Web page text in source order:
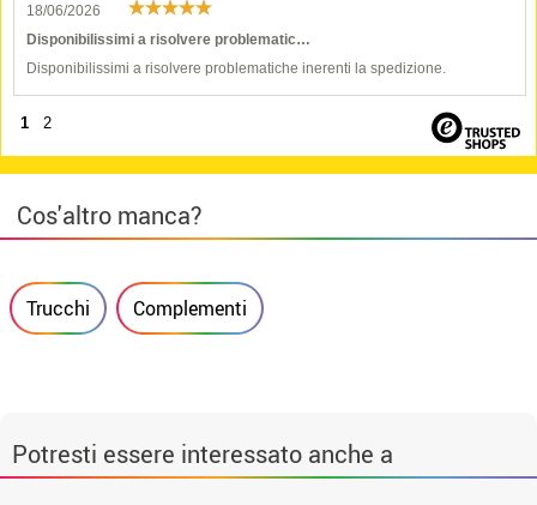
18/06/2026
Disponibilissimi a risolvere problematic…
Disponibilissimi a risolvere problematiche inerenti la spedizione.
1 2
Cos'altro manca?
Trucchi Complementi
Potresti essere interessato anche a